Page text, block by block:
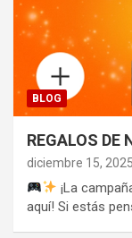
BLOG
REGALOS DE
diciembre 15, 2025
¡La
aquí! Si estás